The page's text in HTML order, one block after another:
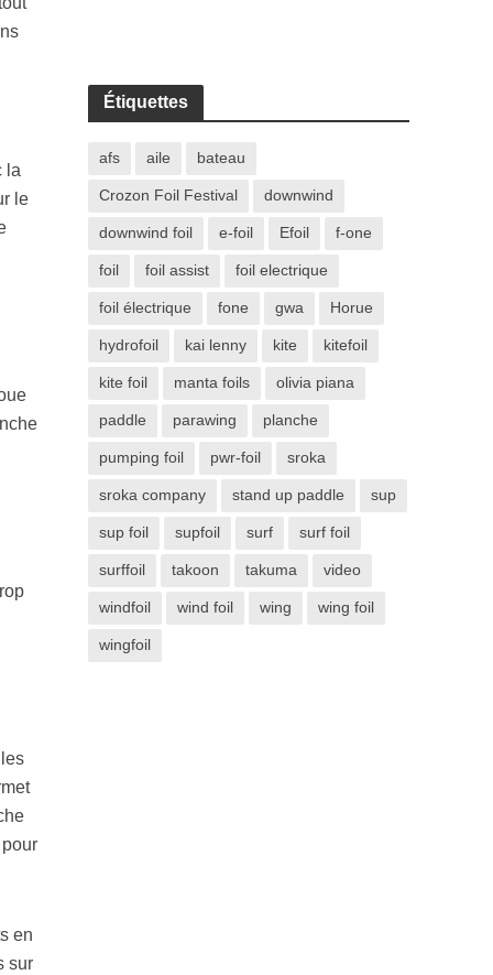
la
le
en
sur
Étiquettes
afs aile bateau
Crozon Foil Festival downwind
downwind foil e-foil Efoil f-one
foil foil assist foil electrique
foil électrique fone gwa Horue
hydrofoil kai lenny kite kitefoil
kite foil manta foils olivia piana
paddle parawing planche
pumping foil pwr-foil sroka
sroka company stand up paddle sup
sup foil supfoil surf surf foil
surffoil takoon takuma video
windfoil wind foil wing wing foil
wingfoil